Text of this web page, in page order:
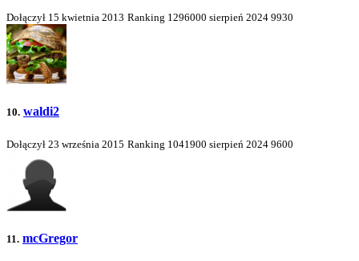
Dołączył 15 kwietnia 2013 Ranking 1296000 sierpień 2024 9930
10. waldi2
Dołączył 23 września 2015 Ranking 1041900 sierpień 2024 9600
11. mcGregor